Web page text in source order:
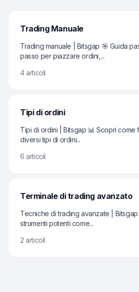
Trading Manuale
Trading manuale | Bitsgap 🎯 Guida
passo per piazzare ordini,...
4 articoli
Tipi di ordini
Tipi di ordini | Bitsgap 📊 Scopri come
diversi tipi di ordini...
6 articoli
Terminale di trading avanzato
Tecniche di trading avanzate | Bitsgap
strumenti potenti come...
2 articoli